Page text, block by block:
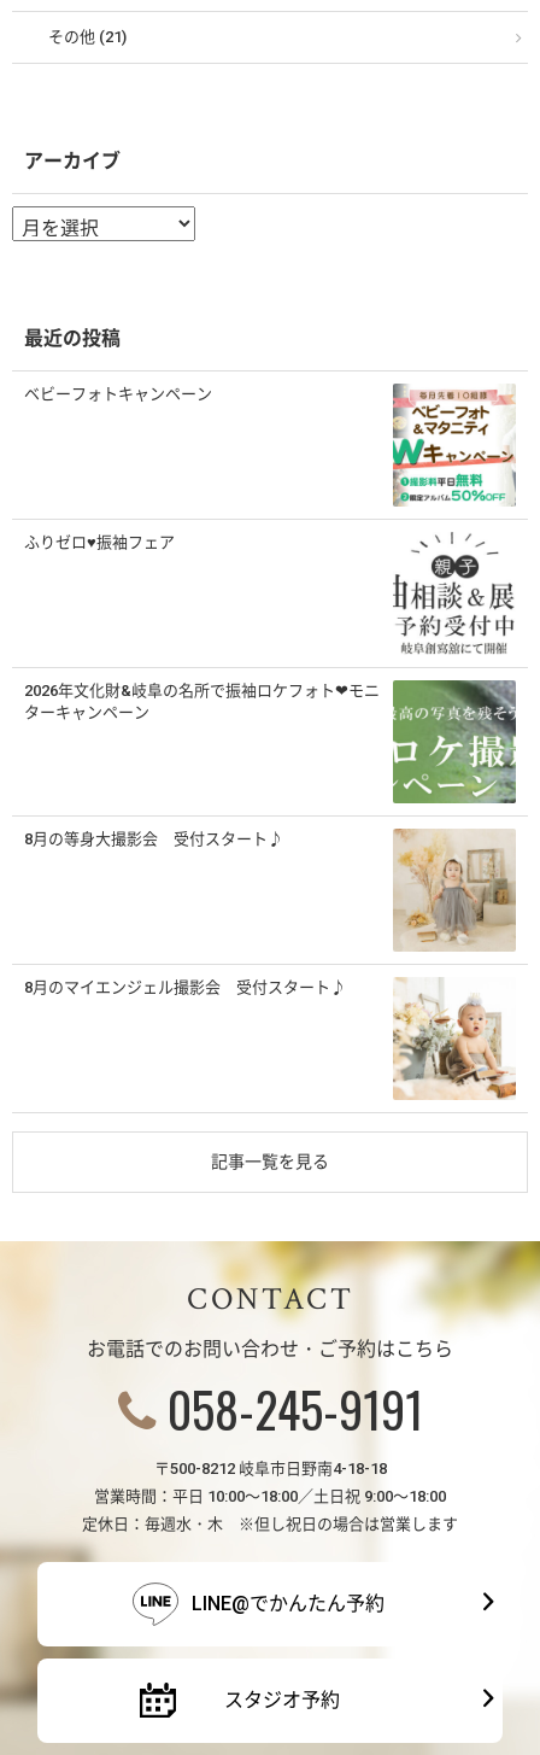
その他 (21)
アーカイブ
ー
最近の投稿
ベビーフォトキャンペーン
ふりゼロ♥振袖フェア
2026年文化財&岐阜の名所で振袖ロケフォト❤モニ
ターキャンペーン
8月の等身大撮影会 受付スタート♪
8月のマイエンジェル撮影会 受付スタート♪
記事一覧を見る
CONTACT
お電話でのお問い合わせ・ご予約はこちら
058-245-9191
〒500-8212 岐阜市日野南4-18-18
営業時間：平日 10:00～18:00／土日祝 9:00～18:00
定休日：毎週水・木 ※但し祝日の場合は営業します
LINE@でかんたん予約
スタジオ予約